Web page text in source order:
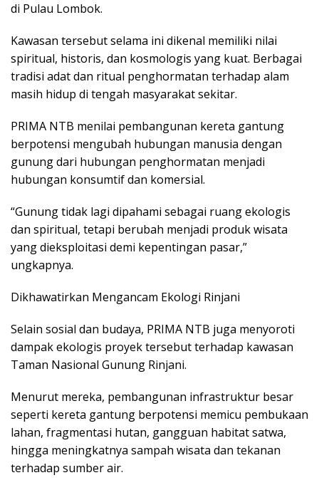
di Pulau Lombok.
Kawasan tersebut selama ini dikenal memiliki nilai
spiritual, historis, dan kosmologis yang kuat. Berbagai
tradisi adat dan ritual penghormatan terhadap alam
masih hidup di tengah masyarakat sekitar.
PRIMA NTB menilai pembangunan kereta gantung
berpotensi mengubah hubungan manusia dengan
gunung dari hubungan penghormatan menjadi
hubungan konsumtif dan komersial.
“Gunung tidak lagi dipahami sebagai ruang ekologis
dan spiritual, tetapi berubah menjadi produk wisata
yang dieksploitasi demi kepentingan pasar,”
ungkapnya.
Dikhawatirkan Mengancam Ekologi Rinjani
Selain sosial dan budaya, PRIMA NTB juga menyoroti
dampak ekologis proyek tersebut terhadap kawasan
Taman Nasional Gunung Rinjani.
Menurut mereka, pembangunan infrastruktur besar
seperti kereta gantung berpotensi memicu pembukaan
lahan, fragmentasi hutan, gangguan habitat satwa,
hingga meningkatnya sampah wisata dan tekanan
terhadap sumber air.